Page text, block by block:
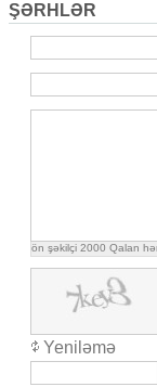
ŞƏRHLƏR
ön şəkilçi 2000 Qalan
Yeniləmə